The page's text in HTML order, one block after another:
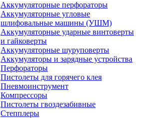
Аккумуляторные перфораторы
Аккумуляторные угловые
шлифовальные машины (УШМ)
Аккумуляторные ударные винтоверты
и гайковерты
Аккумуляторные шуруповерты
Аккумуляторы и зарядные устройства
Перфораторы
Пистолеты для горячего клея
Пневмоинструмент
Компрессоры
Пистолеты гвоздезабивные
Степплеры